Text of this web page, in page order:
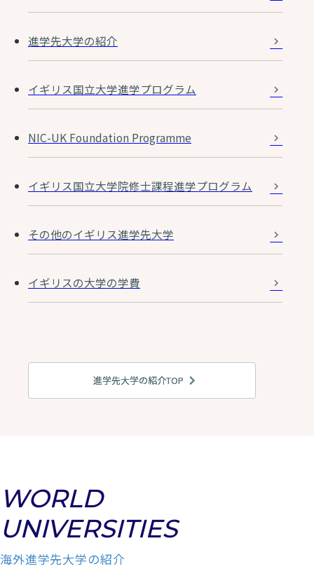
進学先大学の紹介
イギリス国立大学進学プログラム
NIC-UK Foundation Programme
イギリス国立大学院修士課程進学プログラム
その他のイギリス進学先大学
イギリスの大学の学費
進学先大学の紹介TOP
WORLD
UNIVERSITIES
海外進学先大学の紹介